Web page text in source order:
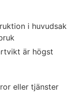
i huvudsak
är högst
eller tjänster